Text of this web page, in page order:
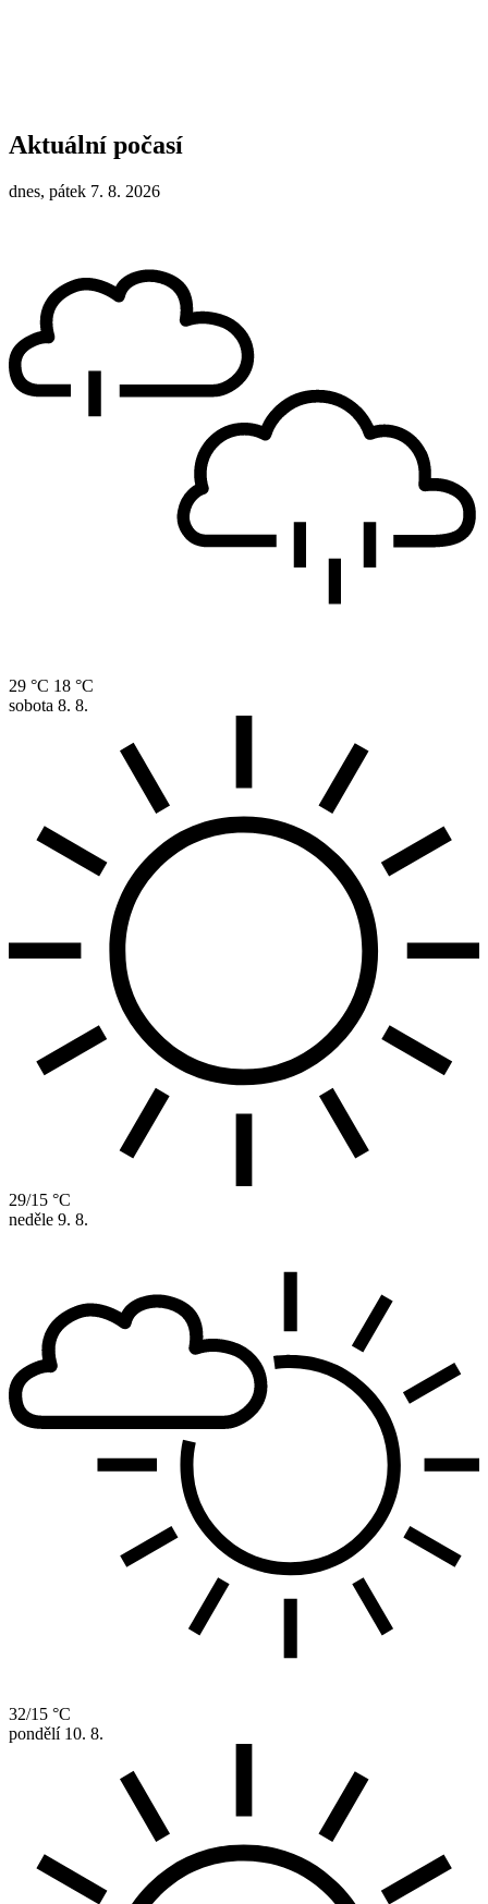
Aktuální počasí
dnes, pátek 7. 8. 2026
29 °C 18 °C
sobota 8. 8.
29/15 °C
neděle 9. 8.
32/15 °C
pondělí 10. 8.